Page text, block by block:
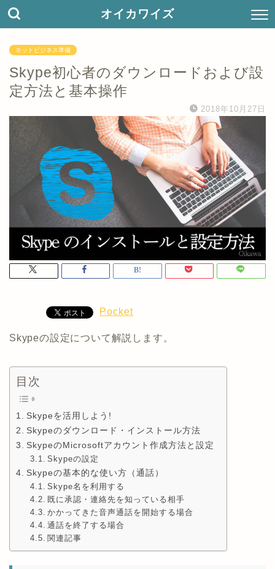
オイカワイズ
ネットビジネス準備
Skype初心者のダウンロードおよび設
定方法と基本操作
2018年10月27日
Pocket
Skypeの設定について解説します。
目次
Skypeを活用しよう!
Skypeのダウンロード・インストール方法
SkypeのMicrosoftアカウント作成方法と設定
Skypeの設定
Skypeの基本的な使い方（通話）
Skype名を利用する
既に承認・連絡先を知っている相手
かかってきた音声通話を開始する場合
通話を終了する場合
関連記事